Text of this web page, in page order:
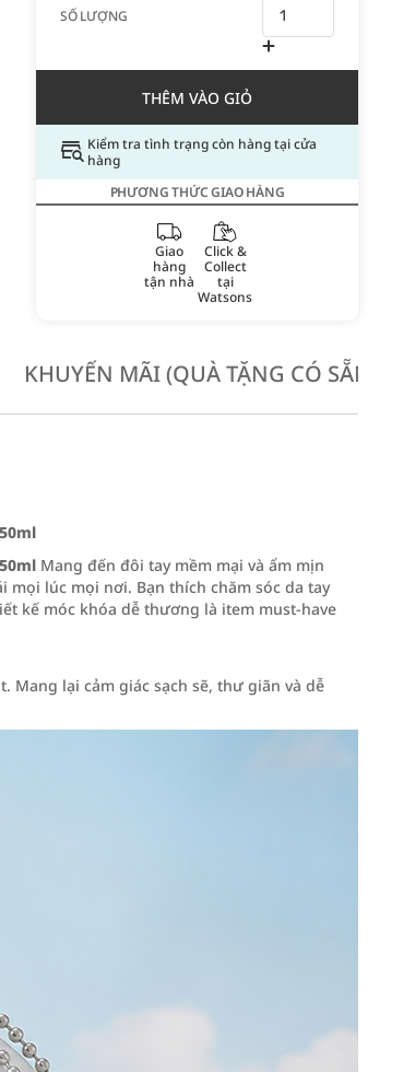
SỐ LƯỢNG
THÊM VÀO GIỎ
Kiểm tra tình trạng còn hàng tại cửa
hàng
PHƯƠNG THỨC GIAO HÀNG
Giao
hàng
tận nhà
Click &
Collect
tại
Watsons
KHUYẾN MÃI (QUÀ TẶNG CÓ SẴN
Mang đến đôi tay mềm mại và ẩm mịn
lúc mọi nơi. Bạn thích chăm sóc da tay
kế móc khóa dễ thương là item must-have
lại cảm giác sạch sẽ, thư giãn và dễ